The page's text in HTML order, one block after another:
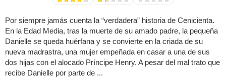
Por siempre jamás cuenta la “verdadera” historia de Cenicienta.
En la Edad Media, tras la muerte de su amado padre, la pequeña
Danielle se queda huérfana y se convierte en la criada de su
nueva madrastra, una mujer empeñada en casar a una de sus
dos hijas con el alocado Príncipe Henry. A pesar del mal trato que
recibe Danielle por parte de ...